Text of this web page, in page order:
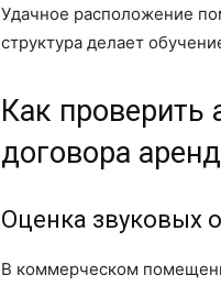
Удачное расположение
структура делает
Как проверить
договора
Оценка звуковых
В коммерческом